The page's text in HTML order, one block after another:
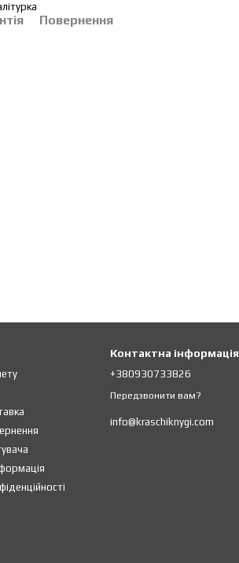
Повернення
Контактна інформація
+380930733826
Передзвонити вам?
info@kraschiknygi.com